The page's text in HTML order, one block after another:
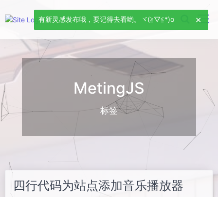
MetingJS
标签
四行代码为站点添加音乐播放器
有新灵感发布哦，要记得去看哟。ヾ(≧▽≦*)o